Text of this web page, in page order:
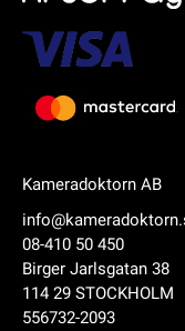
Kameradoktorn AB
08-410 50 450
Birger Jarlsgatan 38
114 29 STOCKHOLM
556732-2093